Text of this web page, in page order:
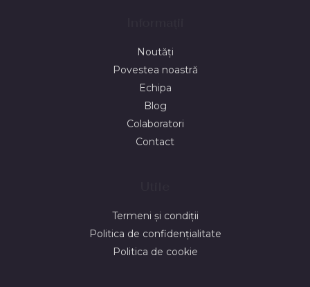
Noutăți
Povestea noastră
Echipa
Blog
Colaboratori
Contact
Termeni și condiții
Politica de confidențialitate
Politica de cookie